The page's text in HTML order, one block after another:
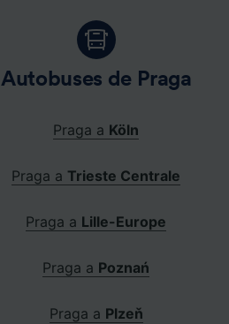
Autobuses de Praga
Praga a Köln
Praga a Trieste Centrale
Praga a Lille-Europe
Praga a Poznań
Praga a Plzeň